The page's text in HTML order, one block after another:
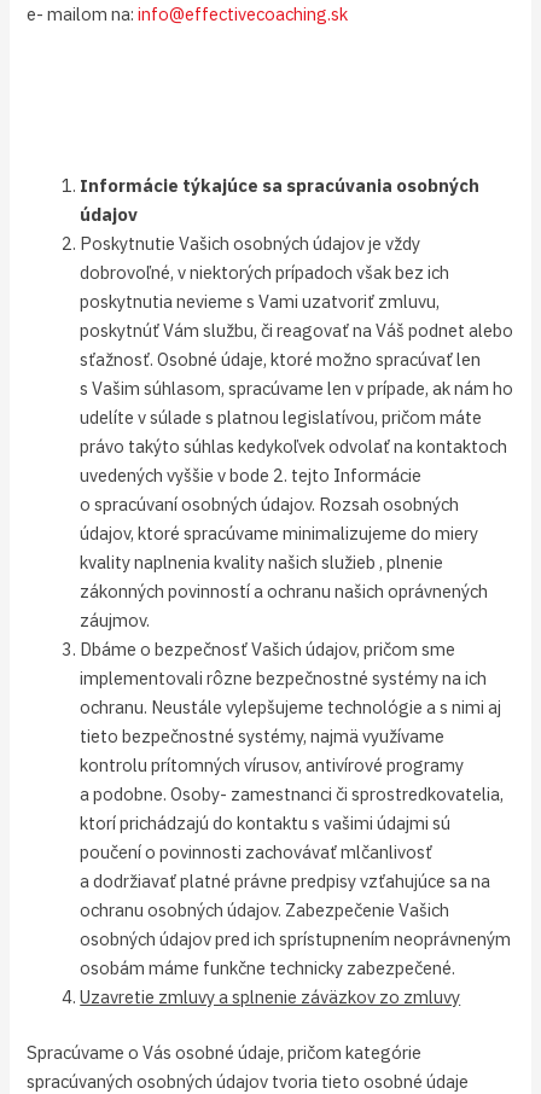
e- mailom na:info@effectivecoaching.sk
Informácie týkajúce sa spracúvania osobných
údajov
Poskytnutie Vašich osobných údajov je vždy
dobrovoľné, v niektorých prípadoch však bez ich
poskytnutia nevieme s Vami uzatvoriť zmluvu,
poskytnúť Vám službu, či reagovať na Váš podnet alebo
sťažnosť. Osobné údaje, ktoré možno spracúvať len
s Vašim súhlasom, spracúvame len v prípade, ak nám ho
udelíte v súlade s platnou legislatívou, pričom máte
právo takýto súhlas kedykoľvek odvolať na kontaktoch
uvedených vyššie v bode 2. tejto Informácie
o spracúvaní osobných údajov. Rozsah osobných
údajov, ktoré spracúvame minimalizujeme do miery
kvality naplnenia kvality našich služieb , plnenie
zákonných povinností a ochranu našich oprávnených
záujmov.
Dbáme o bezpečnosť Vašich údajov, pričom sme
implementovali rôzne bezpečnostné systémy na ich
ochranu. Neustále vylepšujeme technológie a s nimi aj
tieto bezpečnostné systémy, najmä využívame
kontrolu prítomných vírusov, antivírové programy
a podobne. Osoby- zamestnanci či sprostredkovatelia,
ktorí prichádzajú do kontaktu s vašimi údajmi sú
poučení o povinnosti zachovávať mlčanlivosť
a dodržiavať platné právne predpisy vzťahujúce sa na
ochranu osobných údajov. Zabezpečenie Vašich
osobných údajov pred ich sprístupnením neoprávneným
osobám máme funkčne technicky zabezpečené.
Uzavretie zmluvy a splnenie záväzkov zo zmluvy
Spracúvame o Vás osobné údaje, pričom kategórie
spracúvaných osobných údajov tvoria tieto osobné údaje